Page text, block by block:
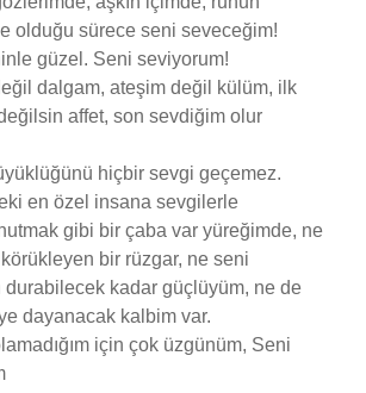
olduğu sürece seni seveceğim!
güzel. Seni seviyorum!
dalgam, ateşim değil külüm, ilk
affet, son sevdiğim olur
hiçbir sevgi geçemez.
en özel insana sevgilerle
gibi bir çaba var yüreğimde, ne
körükleyen bir rüzgar, ne seni
durabilecek kadar güçlüyüm, ne de
dayanacak kalbim var.
için çok üzgünüm, Seni